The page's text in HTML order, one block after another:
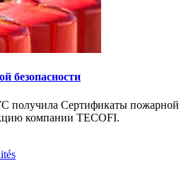
безопасности
Сертификаты пожарной
компании TECOFI.